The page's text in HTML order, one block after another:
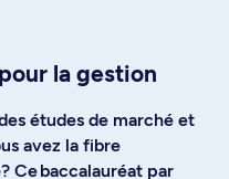
la gestion
études de marché et
avez la fibre
Ce baccalauréat par